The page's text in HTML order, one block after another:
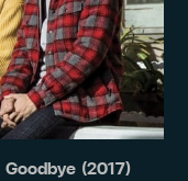
(2017)